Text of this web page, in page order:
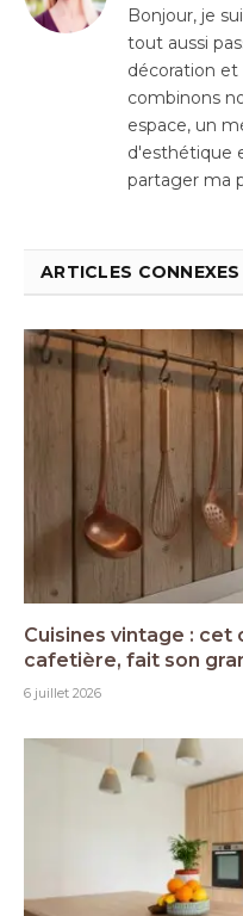
Bonjour, je
tout aussi
décoration et
combinons
espace, un
d'esthétique
partager ma
ARTICLES CONNEXES
Cuisines vintage : cet
cafetière, fait son
6 juillet 2026